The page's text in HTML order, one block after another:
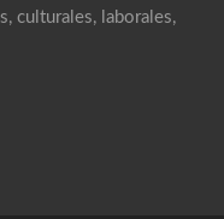
culturales, laborales,